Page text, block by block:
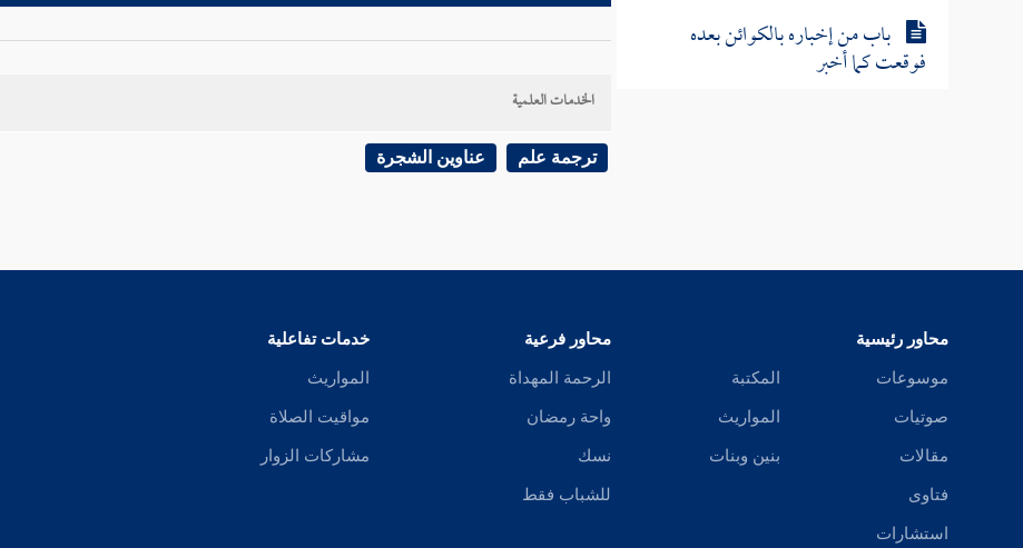
فوقعت كما أخبر
الخدمات العلمية
ترجمة علم عناوين الشجرة
محاور رئيسية
موسوعات
صوتيات
مقالات
فتاوى
استشارات
المكتبة
المواريث
بنين وبنات
محاور فرعية
الرحمة المهداة
واحة رمضان
نسك
للشباب فقط
خدمات تفاعلية
المواريث
مواقيت الصلاة
مشاركات الزوار